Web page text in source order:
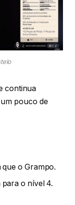
continua
pouco de
que o Grampo.
o nível 4.